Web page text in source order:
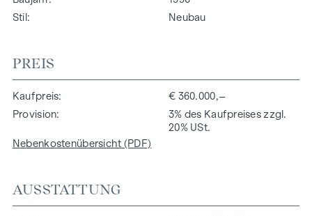
Stil
Neubau
PREIS
Kaufpreis
€ 360.000,–
Provision
3% des Kaufpreises zzgl.
20% USt.
Nebenkostenübersicht (PDF)
AUSSTATTUNG